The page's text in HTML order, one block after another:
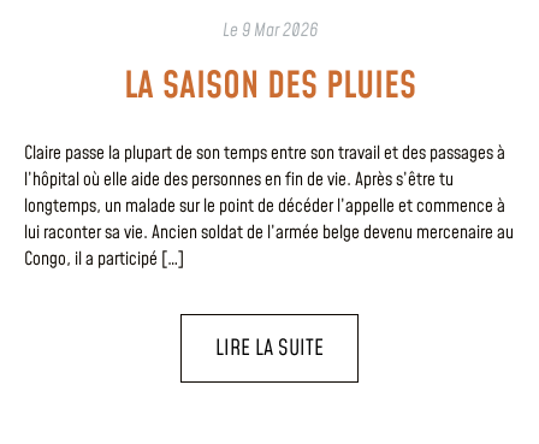
Le 9 Mar 2026
LA SAISON DES PLUIES
Claire passe la plupart de son temps entre son travail et des passages à
l’hôpital où elle aide des personnes en fin de vie. Après s’être tu
longtemps, un malade sur le point de décéder l’appelle et commence à
lui raconter sa vie. Ancien soldat de l’armée belge devenu mercenaire au
Congo, il a participé […]
LIRE LA SUITE